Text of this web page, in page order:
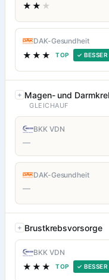
★★ ★
DAK-Gesundheit
★★★ TOP ✓ BESSER
Magen- und
GLEICHAUF
BKK VDN
—
DAK-Gesundheit
—
Brustkrebsvorsorge
BKK VDN
★★★ TOP ✓ BESSER